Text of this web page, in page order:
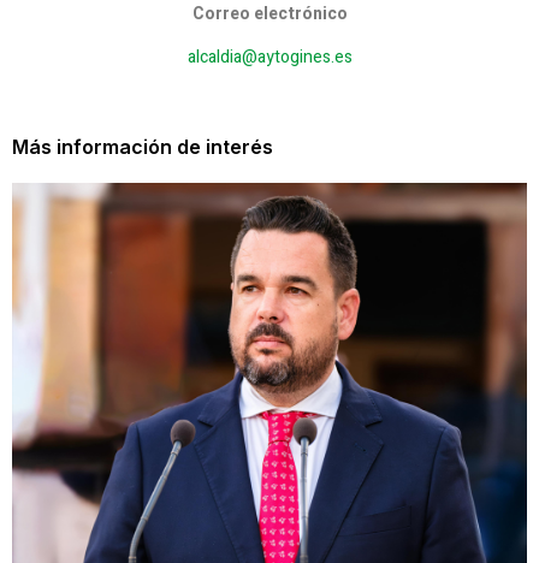
Correo electrónico
alcaldia@aytogines.es
Más información de interés